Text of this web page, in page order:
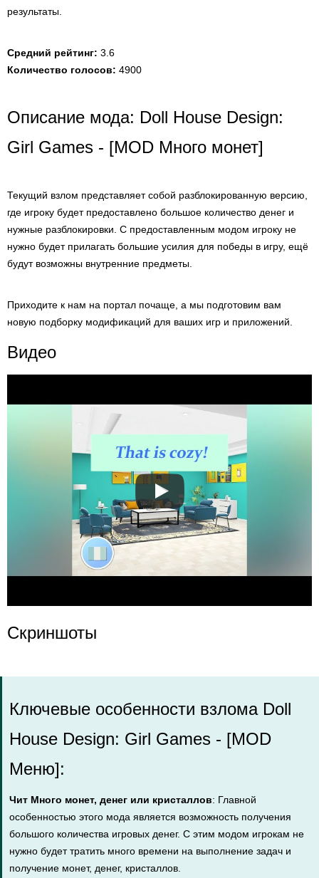
результаты.
Средний рейтинг: 3.6
Количество голосов: 4900
Описание мода: Doll House Design:
Girl Games - [MOD Много монет]
Текущий взлом представляет собой разблокированную версию,
где игроку будет предоставлено большое количество денег и
нужные разблокировки. С предоставленным модом игроку не
нужно будет прилагать большие усилия для победы в игру, ещё
будут возможны внутренние предметы.
Приходите к нам на портал почаще, а мы подготовим вам
новую подборку модификаций для ваших игр и приложений.
Видео
Скриншоты
Ключевые особенности взлома Doll
House Design: Girl Games - [MOD
Меню]:
Чит Много монет, денег или кристаллов: Главной
особенностью этого мода является возможность получения
большого количества игровых денег. С этим модом игрокам не
нужно будет тратить много времени на выполнение задач и
получение монет, денег, кристаллов.